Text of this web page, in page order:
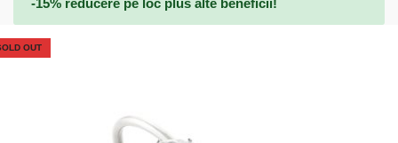
-15% reducere pe loc plus alte beneficii!
OUT